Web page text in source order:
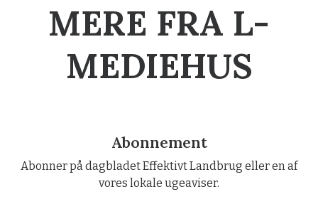
MERE FRA L-
MEDIEHUS
Abonnement
Abonner på dagbladet Effektivt Landbrug eller en af
vores lokale ugeaviser.